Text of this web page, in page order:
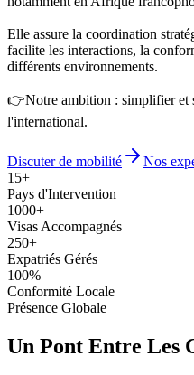
Elle assure la coordination
facilite les interactions, la
différents environnements.
👉Notre ambition : simplifier et
l'international.
Discuter de mobilité
Nos
15+
Pays d'Intervention
1000+
Visas Accompagnés
250+
Expatriés Gérés
100%
Conformité Locale
Présence Globale
Un Pont Entre Les